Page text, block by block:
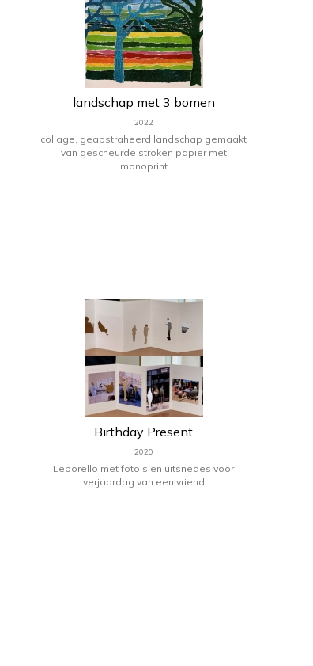
landschap met 3 bomen
2022
collage, geabstraheerd landschap gemaakt
van gescheurde stroken papier met
monoprint
Birthday Present
2020
Leporello met foto's en uitsnedes voor
verjaardag van een vriend